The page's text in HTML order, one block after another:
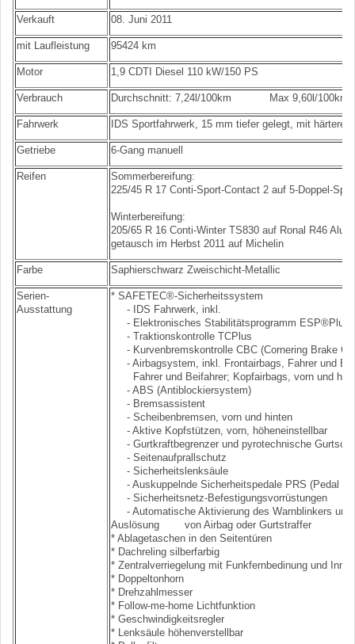
Verkauft 08. Juni 2011
mit Laufleistung 95424 km
Motor 1,9 CDTI Diesel 110 kW/150 PS
Verbrauch Durchschnitt: 7,24l/100km Max 9,60l/100km -
Fahrwerk IDS Sportfahrwerk, 15 mm tiefer gelegt, mit
Getriebe 6-Gang manuell
Reifen
Sommerbereifung:
225/45 R 17 Conti-Sport-Contact 2 auf 5-Doppel-
Winterbereifung:
205/65 R 16 Conti-Winter TS830 auf Ronal R46 Alu
getausch im Herbst 2011 auf Michelin
Farbe Saphierschwarz Zweischicht-Metallic
Serien-
Ausstattung
* SAFETEC®-Sicherheitssystem
- IDS Fahrwerk, inkl.
- Elektronisches Stabilitätsprogramm ESP®Plus
- Traktionskontrolle TCPlus
- Kurvenbremskontrolle CBC (Cornering Brake
- Airbagsystem, inkl. Frontairbags, Fahrer und
Fahrer und Beifahrer; Kopfairbags, vorn und
- ABS (Antiblockiersystem)
- Bremsassistent
- Scheibenbremsen, vorn und hinten
- Aktive Kopfstützen, vorn, höheneinstellbar
- Gurtkraftbegrenzer und pyrotechnische
- Seitenaufprallschutz
- Sicherheitslenksäule
- Auskuppelnde Sicherheitspedale PRS (Pedal
- Sicherheitsnetz-Befestigungsvorrüstungen
- Automatische Aktivierung des Warnblinkers und
Auslösung von Airbag oder Gurtstraffer
* Ablagetaschen in den Seitentüren
* Dachreling silberfarbig
* Zentralverriegelung mit Funkfernbedinung und
* Doppeltonhorn
* Drehzahlmesser
* Follow-me-home Lichtfunktion
* Geschwindigkeitsregler
* Lenksäule höhenverstellbar